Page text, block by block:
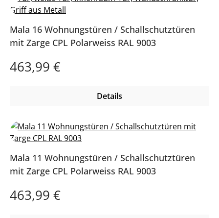
Mala 16 Wohnungstüren / Schallschutztüren
mit Zarge CPL Polarweiss RAL 9003
Regulärer Preis:
463,99 €
Details
Mala 11 Wohnungstüren / Schallschutztüren
mit Zarge CPL Polarweiss RAL 9003
Regulärer Preis:
463,99 €